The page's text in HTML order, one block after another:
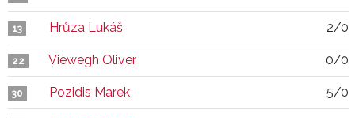
13 Hrůza Lukáš 2/0
22 Viewegh Oliver 0/0
30 Pozidis Marek 5/0